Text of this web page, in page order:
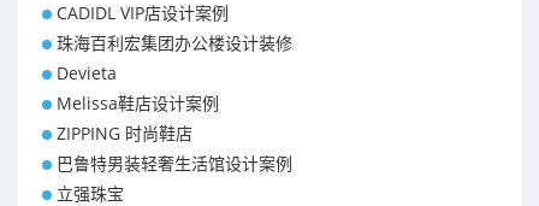
CADIDL VIP店设计案例
珠海百利宏集团办公楼设计装修
Devieta
Melissa鞋店设计案例
ZIPPING 时尚鞋店
巴鲁特男装轻奢生活馆设计案例
立强珠宝